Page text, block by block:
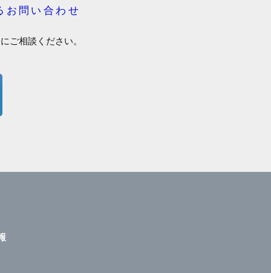
お問い合わせ
ご相談ください。